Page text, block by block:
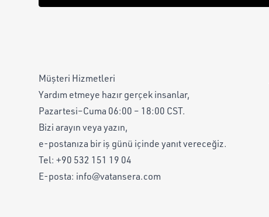
Müşteri Hizmetleri
Yardım etmeye hazır gerçek insanlar,
Pazartesi–Cuma 06:00 – 18:00 CST.
Bizi arayın veya yazın,
e-postanıza bir iş günü içinde yanıt vereceğiz.
Tel: +90 532 151 19 04
E-posta: info@vatansera.com